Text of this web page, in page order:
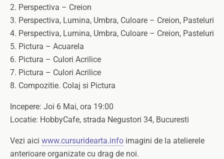
2. Perspectiva – Creion
3. Perspectiva, Lumina, Umbra, Culoare – Creion, Pasteluri
4. Perspectiva, Lumina, Umbra, Culoare – Creion, Pasteluri
5. Pictura – Acuarela
6. Pictura – Culori Acrilice
7. Pictura – Culori Acrilice
8. Compozitie. Colaj si Pictura
Incepere: Joi 6 Mai, ora 19:00
Locatie: HobbyCafe, strada Negustori 34, Bucuresti
Vezi aici www.cursuridearta.info imagini de la atelierele
anterioare organizate cu drag de noi.